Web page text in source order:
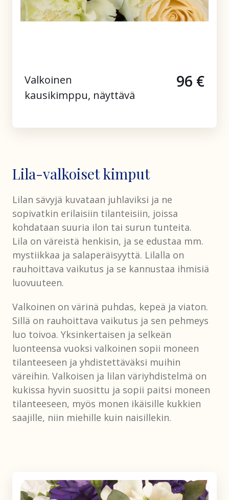
Valkoinen
kausikimppu, näyttävä
96 €
Lila-valkoiset kimput
Lilan sävyjä kuvataan juhlaviksi ja ne
sopivatkin erilaisiin tilanteisiin, joissa
kohdataan suuria ilon tai surun tunteita.
Lila on väreistä henkisin, ja se edustaa mm.
mystiikkaa ja salaperäisyyttä. Lilalla on
rauhoittava vaikutus ja se kannustaa ihmisiä
luovuuteen.
Valkoinen on värinä puhdas, kepeä ja viaton.
Sillä on rauhoittava vaikutus ja sen pehmeys
luo toivoa. Yksinkertaisen ja selkeän
luonteensa vuoksi valkoinen sopii moneen
tilanteeseen ja yhdistettäväksi muihin
väreihin. Valkoisen ja lilan väriyhdistelmä on
kukissa hyvin suosittu ja sopii paitsi moneen
tilanteeseen, myös monen ikäisille kukkien
saajille, niin miehille kuin naisillekin.